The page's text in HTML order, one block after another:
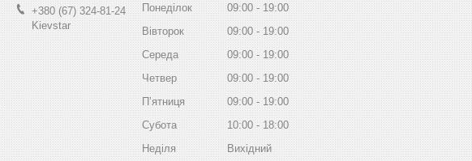
+380 (67) 324-81-24
Kievstar
Понеділок 09:00
19:00
Вівторок
09:00
19:00
Середа
09:00
19:00
Четвер
09:00
19:00
Пʼятниця
09:00
19:00
Субота
10:00
18:00
Неділя
Вихідний